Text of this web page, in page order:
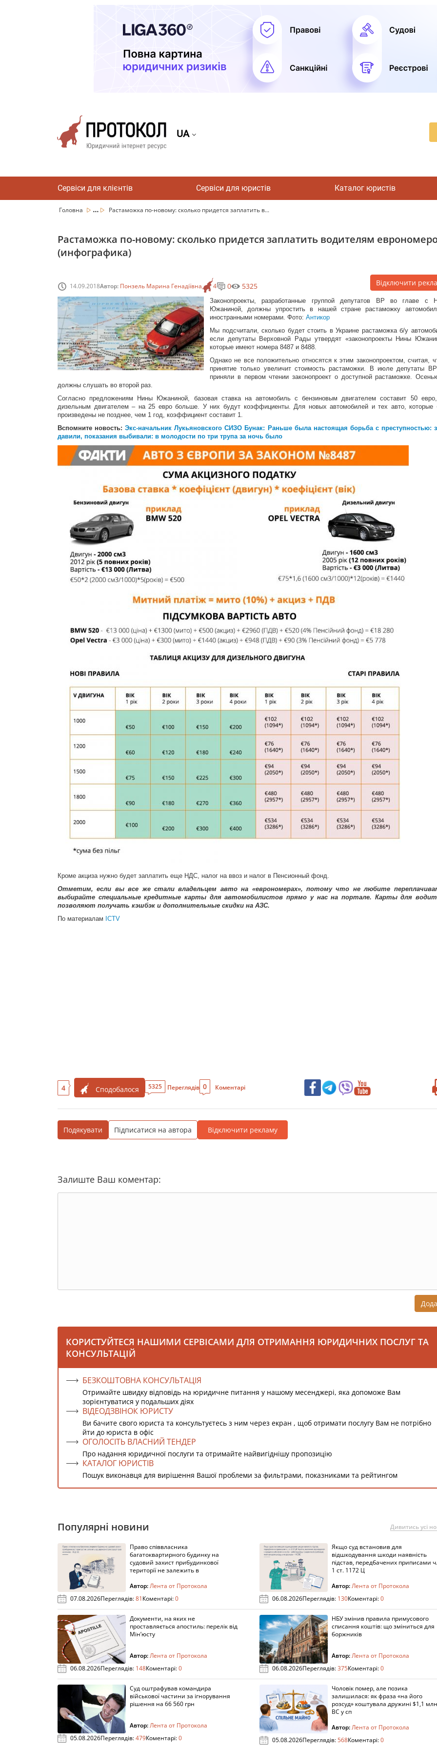
UA
Сервіси для клієнтів Сервіси для юристів Каталог юристів
Головна ... Растаможка по-новому: сколько придется заплатить в...
Растаможка по-новому: сколько придется заплатить водителям
(инфографика)
14.09.2018Автор: Понзель Марина Генадіївна 4 0 5325 Відключити
Законопроекты, разработанные группой депутатов ВР во главе с
Южаниной, должны упростить в нашей стране растаможку
иностранными номерами. Фото: Антикор
Мы подсчитали, сколько будет стоить в Украине растаможка б/у
если депутаты Верховной Рады утвердят «законопроекты Нины
которые имеют номера 8487 и 8488.
Однако не все положительно относятся к этим законопроектом, считая,
принятие только увеличит стоимость растаможки. В июле депутаты
приняли в первом чтении законопроект о доступной растаможке.
должны слушать во второй раз.
Согласно предложениям Нины Южаниной, базовая ставка на автомобиль с бензиновым двигателем составит 50
дизельным двигателем – на 25 евро больше. У них будут коэффициенты. Для новых автомобилей и тех авто, которые
произведены не позднее, чем 1 год, коэффициент составит 1.
Вспомните новость:Экс-начальник Лукьяновского СИЗО Бунак: Раньше была настоящая борьба с преступностью:
давили, показания выбивали: в молодости по три трупа за ночь было
Кроме акциза нужно будет заплатить еще НДС, налог на ввоз и налог в Пенсионный фонд.
Отметим, если вы все же стали владельцем авто на «еврономерах», потому что не любите
выбирайте специальные кредитные карты для автомобилистов прямо у нас на портале. Карты для
позволяют получать кэшбэк и дополнительные скидки на АЗС.
По материалам ICTV
4 Сподобалося 5325 Переглядів 0 Коментарі
Подякувати Підписатися на автора Відключити рекламу
Залиште Ваш коментар:
КОРИСТУЙТЕСЯ НАШИМИ СЕРВІСАМИ ДЛЯ ОТРИМАННЯ ЮРИДИЧНИХ ПОСЛУГ ТА
КОНСУЛЬТАЦІЙ
БЕЗКОШТОВНА КОНСУЛЬТАЦІЯ
Отримайте швидку відповідь на юридичне питання у нашому месенджері, яка допоможе Вам
зорієнтуватися у подальших діях
ВІДЕОДЗВІНОК ЮРИСТУ
Ви бачите свого юриста та консультуєтесь з ним через екран , щоб отримати послугу Вам не потрібно
йти до юриста в офіс
ОГОЛОСІТЬ ВЛАСНИЙ ТЕНДЕР
Про надання юридичної послуги та отримайте найвигіднішу пропозицію
КАТАЛОГ ЮРИСТІВ
Пошук виконавця для вирішення Вашої проблеми за фильтрами, показниками та рейтингом
Популярні новини Дивитись усі
Право співвласника
багатоквартирного будинку на
судовий захист прибудинкової
території не залежить в
Автор:Лента от Протокола
07.08.2026Переглядів:81Коментарі:0
Якщо суд встановив для
відшкодування шкоди наявність
підстав, передбачених приписами ч.
1 ст. 1172 Ц
Автор:Лента от Протокола
06.08.2026Переглядів: 130Коментарі:0
Документи, на яких не
проставляється апостиль: перелік від
Мін’юсту
Автор:Лента от Протокола
06.08.2026Переглядів: 148Коментарі:0
НБУ змінив правила примусового
списання коштів: що зміниться для
боржників
Автор:Лента от Протокола
06.08.2026Переглядів:375Коментарі:0
Суд оштрафував командира
військової частини за ігнорування
рішення на 66 560 грн
Автор:Лента от Протокола
05.08.2026Переглядів:479Коментарі:0
Чоловік помер, але позика
залишилася: як фраза «на його
розсуд» коштувала дружині $1,1
ВС у сп
Автор:Лента от Протокола
05.08.2026Переглядів:568Коментарі:0